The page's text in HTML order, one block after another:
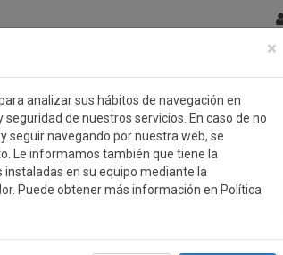
×
analizar sus hábitos de navegación en
de nuestros servicios. En caso de no
navegando por nuestra web, se
Le informamos también que tiene la
en su equipo mediante la
Puede obtener más información en Política
PLACAS REGALOS